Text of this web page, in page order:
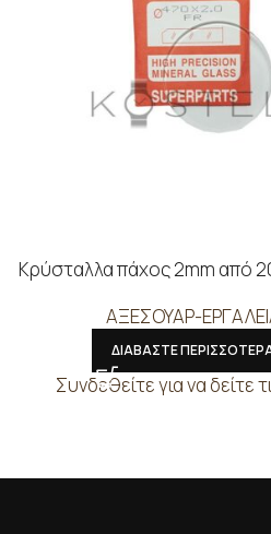
Κρύσταλλα πάχος 2mm από
ΑΞΕΣΟΥΑΡ-
ΔΙΑΒΑΣΤΕ
Συνδεθείτε για να δείτε